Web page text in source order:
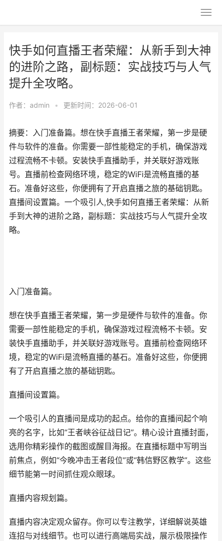
快手如何直播王者荣耀：从新手到大神
的进阶之路，副标题：实战技巧与人气
提升全攻略。
作者： admin • 更新时间：2026-06-01
摘要：入门准备篇。想在快手直播王者荣耀，第一步是硬
件与软件的准备。你需要一部性能稳定的手机，确保游戏
过程流畅不卡顿。安装快手直播助手，并关联好游戏账
号。直播前检查网络环境，稳定的WiFi是流畅直播的基
石。准备好这些，你便拥有了开启直播之旅的基础钥匙。
直播间设置篇。一个吸引人,快手如何直播王者荣耀：从新
手到大神的进阶之路，副标题：实战技巧与人气提升全攻
略。
入门准备篇。
想在快手直播王者荣耀，第一步是硬件与软件的准备。你
需要一部性能稳定的手机，确保游戏过程流畅不卡顿。安
装快手直播助手，并关联好游戏账号。直播前检查网络环
境，稳定的WiFi是流畅直播的基石。准备好这些，你便拥
有了开启直播之旅的基础钥匙。
直播间设置篇。
一个吸引人的直播间是成功的起点。给你的直播间起个响
亮的名字，比如“王者峡谷征战日记”。精心设计直播封面，
选用你精彩操作的截图或醒目海报。在直播标题中写明当
前焦点，例如“今晚冲击王者段位”或“韩信野区教学”。这些
细节能第一时间抓住观众眼球。
直播内容规划篇。
直播内容决定观众留存。你可以专注教学，详细解说英雄
连招与对线细节。也可以进行高端局实战，展示极限操作